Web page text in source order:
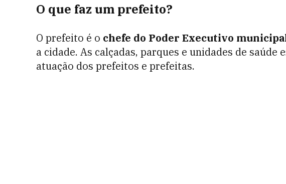
O que faz um prefeito?
O prefeito é o chefe do Poder Executivo
a cidade. As calçadas, parques e unidades de
atuação dos prefeitos e prefeitas.